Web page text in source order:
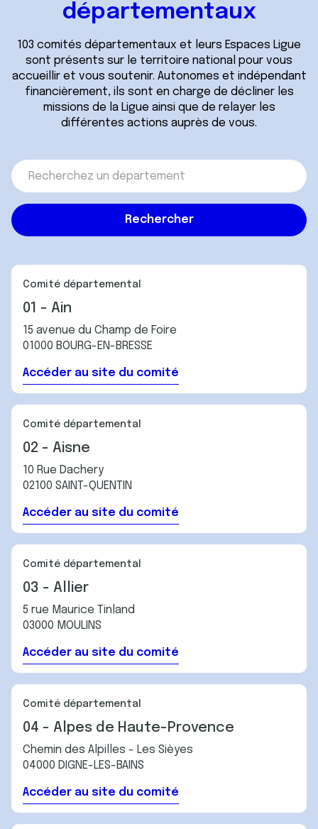
départementaux
103 comités départementaux et leurs Espaces Ligue
sont présents sur le territoire national pour vous
accueillir et vous soutenir. Autonomes et indépendant
financièrement, ils sont en charge de décliner les
missions de la Ligue ainsi que de relayer les
différentes actions auprès de vous.
Comité départemental
01 - Ain
15 avenue du Champ de Foire
01000 BOURG-EN-BRESSE
Accéder au site du comité
Comité départemental
02 - Aisne
10 Rue Dachery
02100 SAINT-QUENTIN
Accéder au site du comité
Comité départemental
03 - Allier
5 rue Maurice Tinland
03000 MOULINS
Accéder au site du comité
Comité départemental
04 - Alpes de Haute-Provence
Chemin des Alpilles - Les Sièyes
04000 DIGNE-LES-BAINS
Accéder au site du comité